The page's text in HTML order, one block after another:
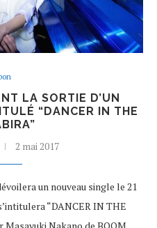
LA SORTIE D’UN
“DANCER IN THE
2 mai 2017
un nouveau single le 21
“DANCER IN THE